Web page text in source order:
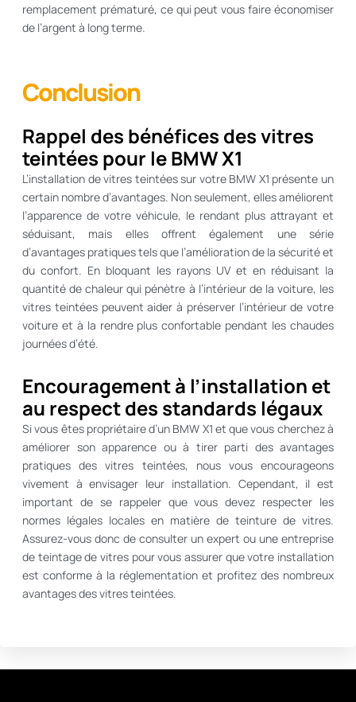
remplacement prématuré, ce qui peut vous faire économiser
de l’argent à long terme.
Conclusion
Rappel des bénéfices des vitres
teintées pour le BMW X1
L’installation de vitres teintées sur votre BMW X1 présente un
certain nombre d’avantages. Non seulement, elles améliorent
l’apparence de votre véhicule, le rendant plus attrayant et
séduisant, mais elles offrent également une série
d’avantages pratiques tels que l’amélioration de la sécurité et
du confort. En bloquant les rayons UV et en réduisant la
quantité de chaleur qui pénètre à l’intérieur de la voiture, les
vitres teintées peuvent aider à préserver l’intérieur de votre
voiture et à la rendre plus confortable pendant les chaudes
journées d’été.
Encouragement à l’installation et
au respect des standards légaux
Si vous êtes propriétaire d’un BMW X1 et que vous cherchez à
améliorer son apparence ou à tirer parti des avantages
pratiques des vitres teintées, nous vous encourageons
vivement à envisager leur installation. Cependant, il est
important de se rappeler que vous devez respecter les
normes légales locales en matière de teinture de vitres.
Assurez-vous donc de consulter un expert ou une entreprise
de teintage de vitres pour vous assurer que votre installation
est conforme à la réglementation et profitez des nombreux
avantages des vitres teintées.